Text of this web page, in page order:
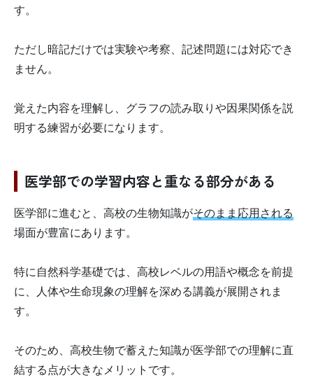
す。
ただし暗記だけでは実験や考察、記述問題には対応でき
ません。
覚えた内容を理解し、グラフの読み取りや因果関係を説
明する練習が必要になります。
医学部での学習内容と重なる部分がある
医学部に進むと、高校の生物知識がそのまま応用される
場面が豊富にあります。
特に自然科学基礎では、高校レベルの用語や概念を前提
に、人体や生命現象の理解を深める講義が展開されま
す。
そのため、高校生物で蓄えた知識が医学部での理解に直
結する点が大きなメリットです。